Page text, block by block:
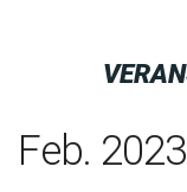
Feb. 2023